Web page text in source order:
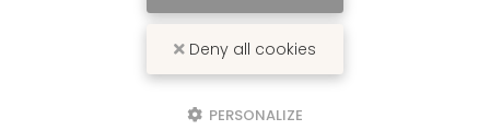
Deny all cookies
PERSONALIZE